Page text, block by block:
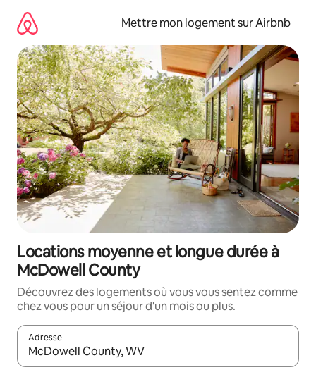
directement
contenu
Mettre mon logement sur Airbnb
Locations moyenne et longue durée à
McDowell County
Découvrez des logements où vous vous sentez comme
chez vous pour un séjour d'un mois ou plus.
Adresse
Lorsque les résultats s'affichent, utilisez les flèches vers le